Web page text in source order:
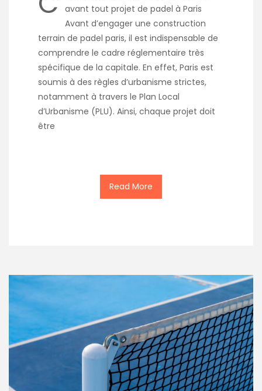
avant tout projet de padel à Paris
Avant d’engager une construction
terrain de padel paris, il est indispensable de
comprendre le cadre réglementaire très
spécifique de la capitale. En effet, Paris est
soumis à des règles d’urbanisme strictes,
notamment à travers le Plan Local
d’Urbanisme (PLU). Ainsi, chaque projet doit
être
Read More